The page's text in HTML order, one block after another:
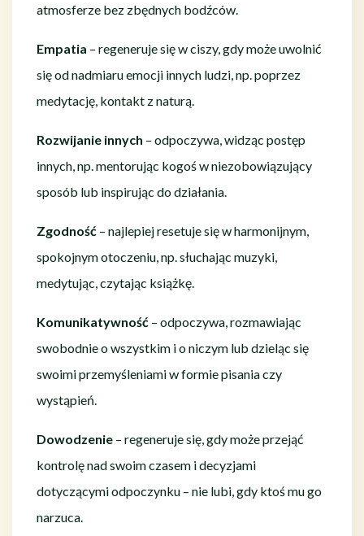
atmosferze bez zbędnych bodźców.
Empatia – regeneruje się w ciszy, gdy może uwolnić
się od nadmiaru emocji innych ludzi, np. poprzez
medytację, kontakt z naturą.
Rozwijanie innych – odpoczywa, widząc postęp
innych, np. mentorując kogoś w niezobowiązujący
sposób lub inspirując do działania.
Zgodność – najlepiej resetuje się w harmonijnym,
spokojnym otoczeniu, np. słuchając muzyki,
medytując, czytając książkę.
Komunikatywność – odpoczywa, rozmawiając
swobodnie o wszystkim i o niczym lub dzieląc się
swoimi przemyśleniami w formie pisania czy
wystąpień.
Dowodzenie – regeneruje się, gdy może przejąć
kontrolę nad swoim czasem i decyzjami
dotyczącymi odpoczynku – nie lubi, gdy ktoś mu go
narzuca.